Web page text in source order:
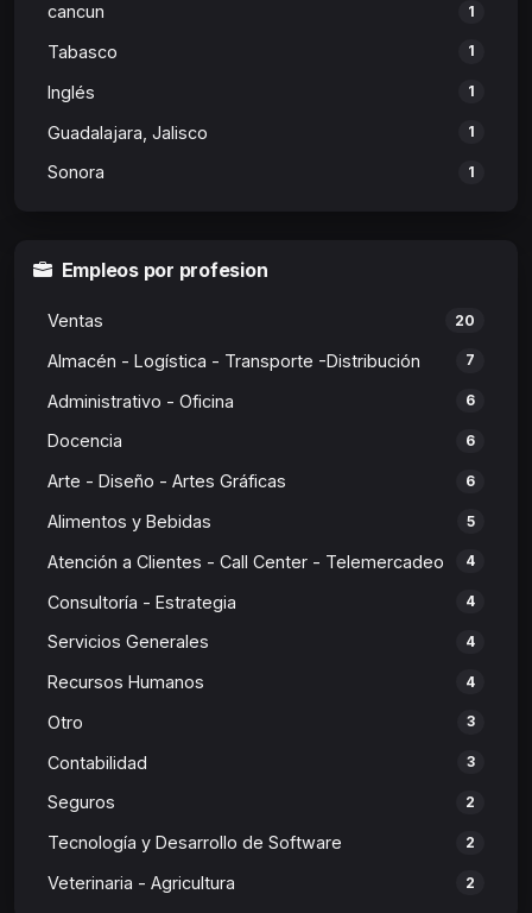
cancun 1
Tabasco 1
Inglés 1
Guadalajara, Jalisco 1
Sonora 1
Empleos por profesion
Ventas 20
Almacén - Logística - Transporte -Distribución 7
Administrativo - Oficina 6
Docencia 6
Arte - Diseño - Artes Gráficas 6
Alimentos y Bebidas 5
Atención a Clientes - Call Center - Telemercadeo 4
Consultoría - Estrategia 4
Servicios Generales 4
Recursos Humanos 4
Otro 3
Contabilidad 3
Seguros 2
Tecnología y Desarrollo de Software 2
Veterinaria - Agricultura 2